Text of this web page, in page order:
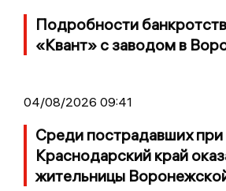
Подробности
«Квант» с заводом в
04/08/2026 09:41
Среди пострадавших при
Краснодарский край
жительницы